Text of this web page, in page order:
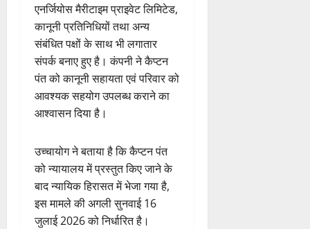
एनर्जियोस मैरीटाइम प्राइवेट लिमिटेड,
कानूनी प्रतिनिधियों तथा अन्य
संबंधित पक्षों के साथ भी लगातार
संपर्क बनाए हुए है। कंपनी ने कैप्टन
पंत को कानूनी सहायता एवं परिवार को
आवश्यक सहयोग उपलब्ध कराने का
आश्वासन दिया है।
उच्चायोग ने बताया है कि कैप्टन पंत
को न्यायालय में प्रस्तुत किए जाने के
बाद न्यायिक हिरासत में भेजा गया है,
इस मामले की अगली सुनवाई 16
जुलाई 2026 को निर्धारित है।